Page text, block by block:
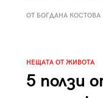
ОТ БОГДАНА КОСТОВА
НЕЩАТА ОТ ЖИВОТА
5 ползи